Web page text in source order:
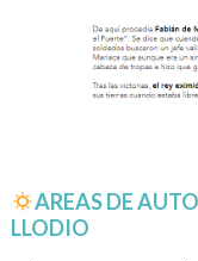
AREAS DE
LLODIO